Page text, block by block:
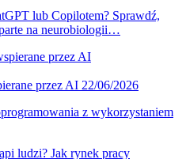
lub Copilotem? Sprawdź,
na neurobiologii…
przez AI 22/06/2026
z wykorzystaniem